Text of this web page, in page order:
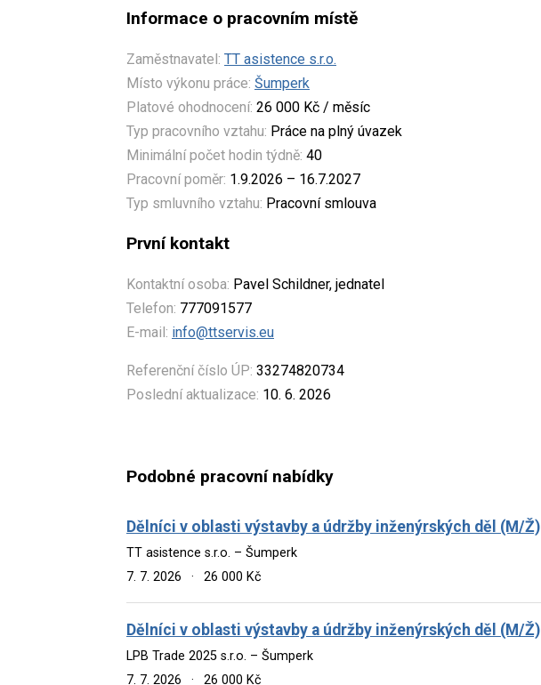
Informace o pracovním místě
Zaměstnavatel: TT asistence s.r.o.
Místo výkonu práce: Šumperk
Platové ohodnocení: 26 000 Kč / měsíc
Typ pracovního vztahu: Práce na plný úvazek
Minimální počet hodin týdně: 40
Pracovní poměr: 1.9.2026 – 16.7.2027
Typ smluvního vztahu: Pracovní smlouva
První kontakt
Kontaktní osoba: Pavel Schildner, jednatel
Telefon: 777091577
E-mail: info@ttservis.eu
Referenční číslo ÚP: 33274820734
Poslední aktualizace: 10. 6. 2026
Podobné pracovní nabídky
Dělníci v oblasti výstavby a údržby inženýrských děl (M/Ž)
TT asistence s.r.o. – Šumperk
7. 7. 2026
· 26 000 Kč
Dělníci v oblasti výstavby a údržby inženýrských děl (M/Ž)
LPB Trade 2025 s.r.o. – Šumperk
7. 7. 2026
· 26 000 Kč